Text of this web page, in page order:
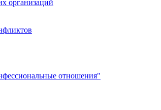
организаций
отношения"